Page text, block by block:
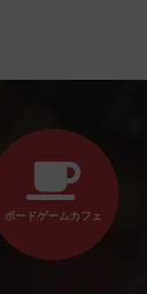
ボードゲームカフェ